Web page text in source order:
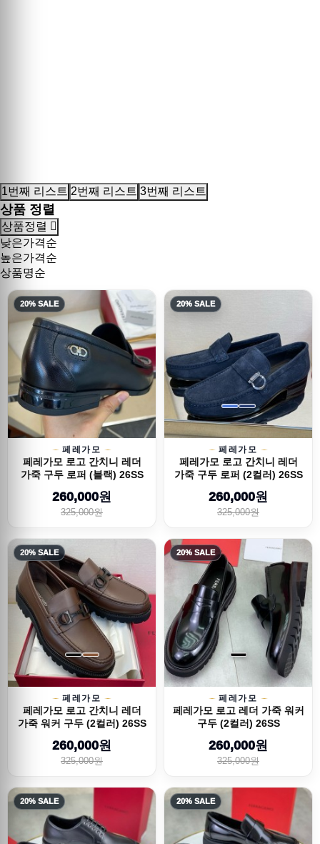
1번째 리스트 2번째 리스트 3번째 리스트
상품 정렬
상품정렬
낮은가격순
높은가격순
상품명순
20% SALE
페레가모
페레가모 로고 간치니 레더
가죽 구두 로퍼 (블랙) 26SS
260,000원
325,000원
20% SALE
페레가모
페레가모 로고 간치니 레더
가죽 구두 로퍼 (2컬러) 26SS
260,000원
325,000원
20% SALE
페레가모
페레가모 로고 간치니 레더
가죽 워커 구두 (2컬러) 26SS
260,000원
325,000원
20% SALE
페레가모
페레가모 로고 레더 가죽 워커
구두 (2컬러) 26SS
260,000원
325,000원
20% SALE 20% SALE